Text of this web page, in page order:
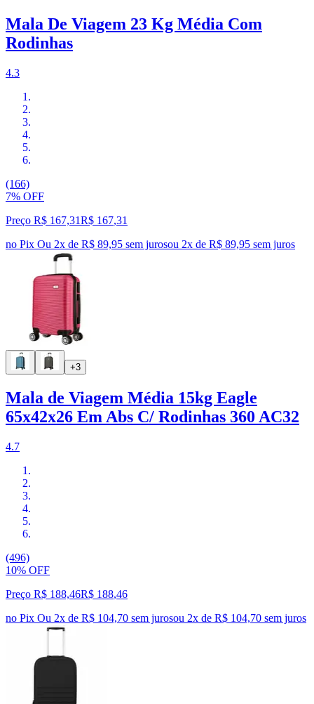
Mala De Viagem 23 Kg Média Com
Rodinhas
4.3
(166)
7% OFF
Preço R$ 167,31R$ 167,31
no Pix Ou 2x de R$ 89,95 sem jurosou 2x de R$ 89,95 sem juros
+3
Mala de Viagem Média 15kg Eagle
65x42x26 Em Abs C/ Rodinhas 360 AC32
4.7
(496)
10% OFF
Preço R$ 188,46R$ 188,46
no Pix Ou 2x de R$ 104,70 sem jurosou 2x de R$ 104,70 sem juros